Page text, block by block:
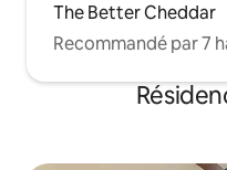
The Better Cheddar
Recommandé par 7